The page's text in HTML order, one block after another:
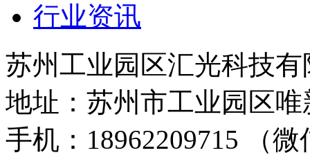
行业资讯
苏州工业园区汇光科技有
地址：苏州市工业园区唯
手机：18962209715 （